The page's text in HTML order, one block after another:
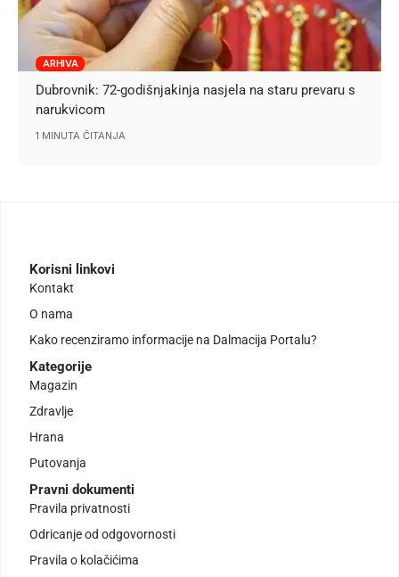
ARHIVA
Dubrovnik: 72-godišnjakinja nasjela na staru prevaru s
narukvicom
1 MINUTA ČITANJA
Korisni linkovi
Kontakt
O nama
Kako recenziramo informacije na Dalmacija Portalu?
Kategorije
Magazin
Zdravlje
Hrana
Putovanja
Pravni dokumenti
Pravila privatnosti
Odricanje od odgovornosti
Pravila o kolačićima